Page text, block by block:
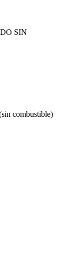
SIN
combustible)